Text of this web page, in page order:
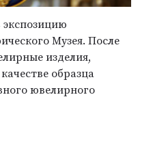
Музея. После
изделия,
образца
ювелирного